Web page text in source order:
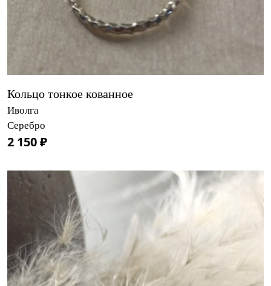
Кольцо тонкое кованное
Иволга
Серебро
2 150 ₽